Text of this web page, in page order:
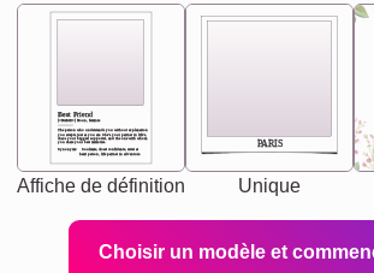
Best Friend
[<NAME>] Noun, feminie
Synonyms: Soulmate, closet confidante, sister at
heart person, life partner in adventure.
The person who understands you without explanation
you accepts just as you are. She's your partner in life's,
chaos your biggest supporter, and the one with whom
you share your best memories.
Affiche de définition
PARIS
Unique
Choisir un modèle et